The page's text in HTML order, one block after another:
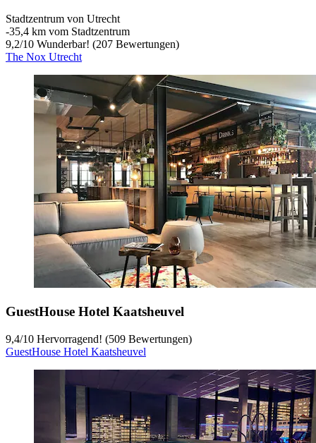
Stadtzentrum von Utrecht
‐35,4 km vom Stadtzentrum
9,2/10 Wunderbar! (207 Bewertungen)
The Nox Utrecht
GuestHouse Hotel Kaatsheuvel
9,4/10 Hervorragend! (509 Bewertungen)
GuestHouse Hotel Kaatsheuvel